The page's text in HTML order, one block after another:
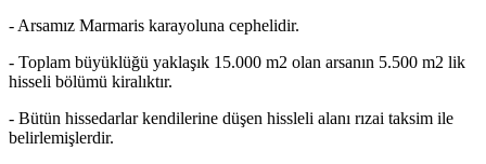
- Arsamız Marmaris karayoluna cephelidir.
- Toplam büyüklüğü yaklaşık 15.000 m2 olan arsanın 5.500 m2 lik
hisseli bölümü kiralıktır.
- Bütün hissedarlar kendilerine düşen hissleli alanı rızai taksim ile
belirlemişlerdir.